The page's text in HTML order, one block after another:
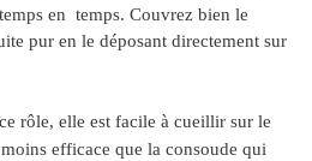
en temps. Couvrez bien le
pur en le déposant directement sur
rôle, elle est facile à cueillir sur le
efficace que la consoude qui